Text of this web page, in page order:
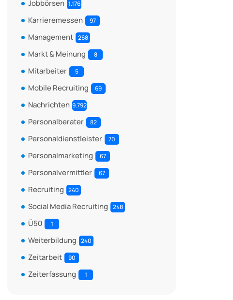
Jobbörsen 1.176
Karrieremessen 97
Management 268
Markt & Meinung 8
Mitarbeiter 5
Mobile Recruiting 69
Nachrichten 9.792
Personalberater 82
Personaldienstleister 70
Personalmarketing 67
Personalvermittler 67
Recruiting 240
Social Media Recruiting 248
Ü50 1
Weiterbildung 240
Zeitarbeit 90
Zeiterfassung 1